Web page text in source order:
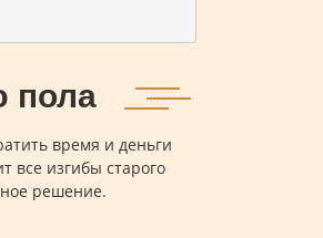
пола
время и деньги
все изгибы старого
решение.